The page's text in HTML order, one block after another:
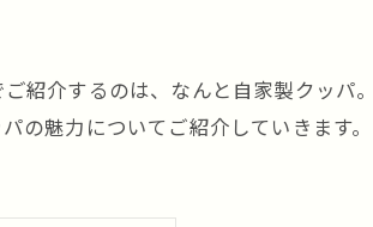
紹介するのは、なんと自家製クッパ
の魅力についてご紹介していきます。